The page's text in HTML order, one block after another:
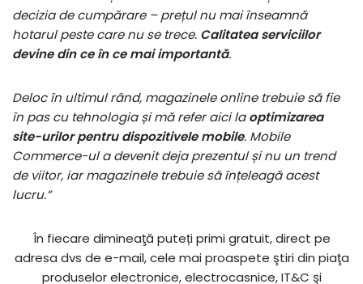
decizia de cumpărare – prețul nu mai înseamnă
hotarul peste care nu se trece. Calitatea serviciilor
devine din ce în ce mai importantă.
Deloc în ultimul rând, magazinele online trebuie să fie
în pas cu tehnologia și mă refer aici laoptimizarea
site-urilor pentru dispozitivele mobile. Mobile
Commerce-ul a devenit deja prezentul și nu un trend
de viitor, iar magazinele trebuie să înțeleagă acest
lucru.”
În fiecare dimineaţă puteți primi gratuit, direct pe
adresa dvs de e-mail, cele mai proaspete ştiri din piaţa
produselor electronice, electrocasnice, IT&C şi